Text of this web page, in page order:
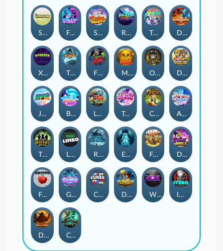
Stick'em Feel The Beat Snow Slingers Rocket Reels Twisted Lab Dragon’s Domain
Xpander Time Spinners Fire My Laser Mighty Masks Outlasw Inc Donut Division
Joker Bombs BOUNCY BOMBS Le Viking Tasty Treats Cash Quest Alpha Eagle
The Bowery Boys Limbo Rise of Ymir Evil Eyes Frank's Farm DONNY DOUGH
Frutz Gronk's Gems Cubes Dawn of Kings Wings of Horus ITERO
Duel at Dawn Cursed Crypt